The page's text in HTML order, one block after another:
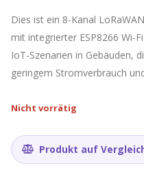
Dies ist ein 8-Kanal
mit integrierter ESP8266 Wi-
IoT-Szenarien in Gebäuden,
geringem Stromverbrauch
Nicht vorrätig
Produkt auf